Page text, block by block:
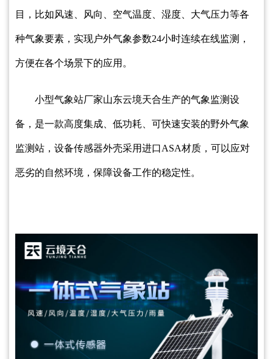
目，比如风速、风向、空气温度、湿度、大气压力等各
种气象要素，实现户外气象参数24小时连续在线监测，
方便在各个场景下的应用。
小型气象站厂家山东云境天合生产的气象监测设
备，是一款高度集成、低功耗、可快速安装的野外气象
监测站，设备传感器外壳采用进口ASA材质，可以应对
恶劣的自然环境，保障设备工作的稳定性。